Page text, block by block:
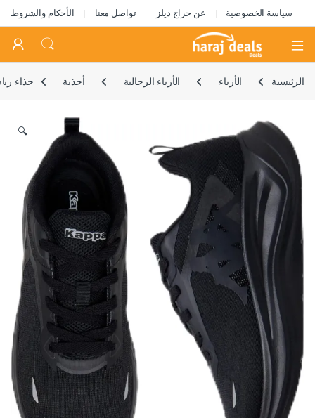
سياسة الخصوصية عن حراج ديلز تواصل معنا الأحكام والشروط
Open
الرئيسية الأزياء الأزياء الرجالية أحذية حذاء
🔍